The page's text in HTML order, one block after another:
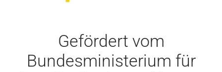
Gefördert vom
Bundesministerium für